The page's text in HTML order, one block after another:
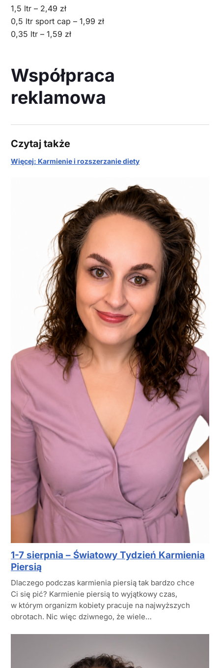
1,5 ltr – 2,49 zł
0,5 ltr sport cap – 1,99 zł
0,35 ltr – 1,59 zł
Współpraca
reklamowa
Czytaj także
Więcej: Karmienie i rozszerzanie diety
1-7 sierpnia – Światowy Tydzień Karmienia
Piersią
Dlaczego podczas karmienia piersią tak bardzo chce
Ci się pić? Karmienie piersią to wyjątkowy czas,
w którym organizm kobiety pracuje na najwyższych
obrotach. Nic więc dziwnego, że wiele…